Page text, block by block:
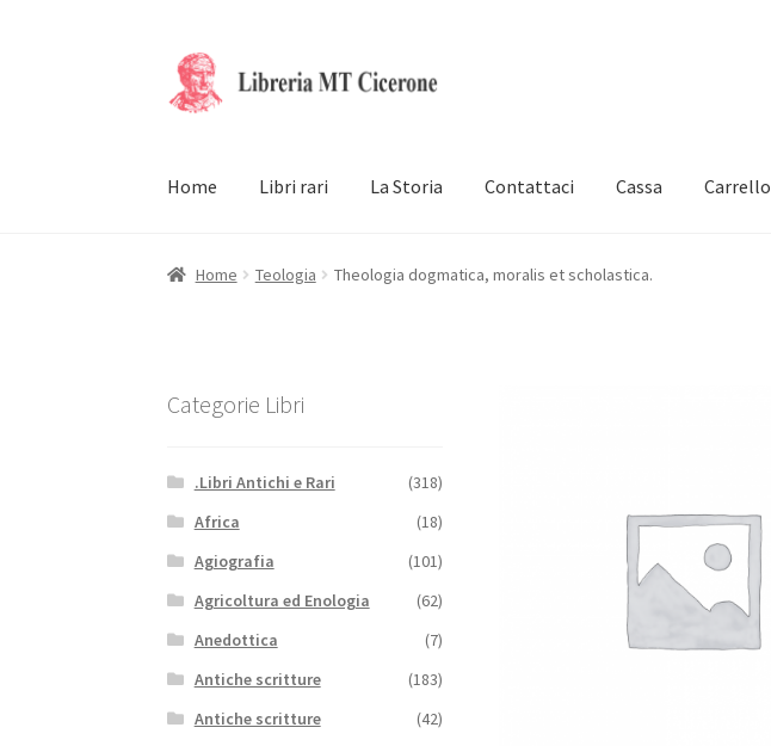
Vai
alla
Vai
al
Home Libri rari La Storia Contattaci Cassa Carrello
Home Teologia Theologia dogmatica, moralis et scholastica.
Categorie Libri
.Libri Antichi e Rari
(318)
Africa
(18)
Agiografia
(101)
Agricoltura ed Enologia
(62)
Anedottica
(7)
Antiche scritture
(183)
Antiche scritture
(42)